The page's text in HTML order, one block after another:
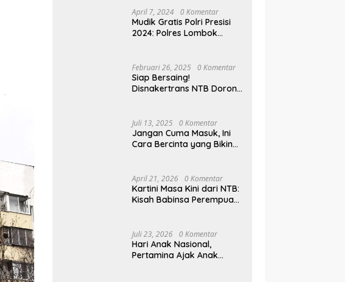
April 7, 2024 0 Komentar
Mudik Gratis Polri Presisi
2024: Polres Lombok
Februari 26, 2025 0 Komentar
Siap Bersaing!
Disnakertrans NTB Dorong
Juli 13, 2025 0 Komentar
Jangan Cuma Masuk, Ini
Cara Bercinta yang Bikin
April 21, 2026 0 Komentar
Kartini Masa Kini dari NTB:
Kisah Babinsa Perempuan
Juli 23, 2026 0 Komentar
Hari Anak Nasional,
Pertamina Ajak Anak